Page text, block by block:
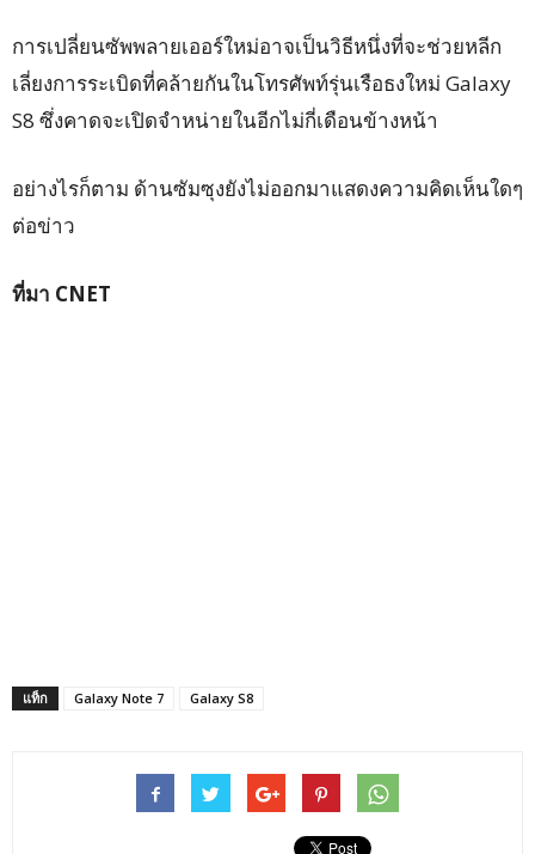
การเปลี่ยนซัพพลายเออร์ใหม่อาจเป็นวิธีหนึ่งที่จะช่วยหลีก
เลี่ยงการระเบิดที่คล้ายกันในโทรศัพท์รุ่นเรือธงใหม่ Galaxy
S8 ซึ่งคาดจะเปิดจำหน่ายในอีกไม่กี่เดือนข้างหน้า
อย่างไรก็ตาม ด้านซัมซุงยังไม่ออกมาแสดงความคิดเห็นใดๆ
ต่อข่าว
ที่มา CNET
แท็ก Galaxy Note 7 Galaxy S8